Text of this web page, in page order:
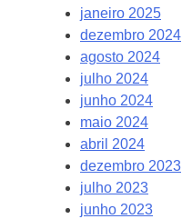
janeiro 2025
dezembro 2024
agosto 2024
julho 2024
junho 2024
maio 2024
abril 2024
dezembro 2023
julho 2023
junho 2023